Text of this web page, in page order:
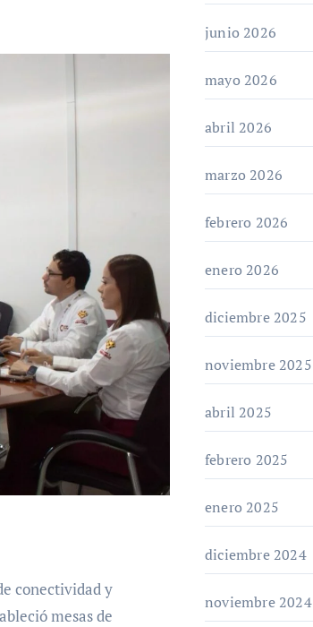
mesas de
junio 2026
mayo 2026
abril 2026
marzo 2026
febrero 2026
enero 2026
diciembre 2025
noviembre 2025
abril 2025
febrero 2025
enero 2025
diciembre 2024
noviembre 2024